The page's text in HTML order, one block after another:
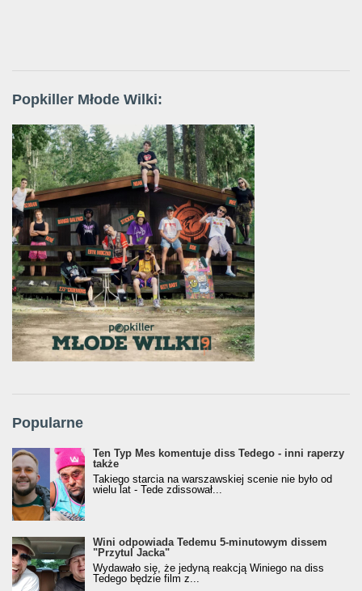
Popkiller Młode Wilki:
Popularne
Ten Typ Mes komentuje diss Tedego - inni raperzy
także
Takiego starcia na warszawskiej scenie nie było od
wielu lat - Tede zdissował...
Wini odpowiada Tedemu 5-minutowym dissem
"Przytul Jacka"
Wydawało się, że jedyną reakcją Winiego na diss
Tedego będzie film z...